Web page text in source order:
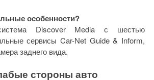
особенности?
система Discover Media с шестью
сервисы Car-Net Guide & Inform,
заднего вида.
стороны авто